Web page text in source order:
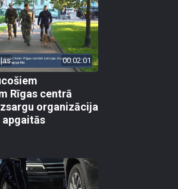
00:02:01
Rīgas centrā
organizācija
apgaitās